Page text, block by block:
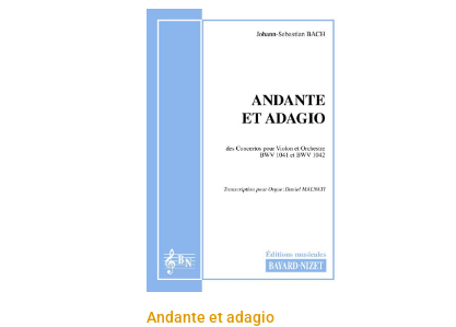
Andante et adagio